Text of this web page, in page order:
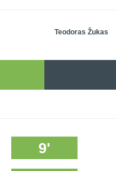
Teodoras Žukas
9'